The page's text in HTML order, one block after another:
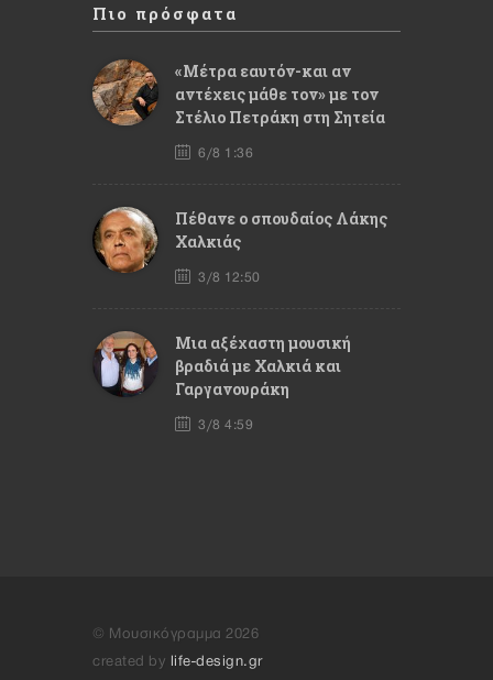
Πιο πρόσφατα
«Μέτρα εαυτόν-και αν
αντέχεις μάθε τον» με τον
Στέλιο Πετράκη στη Σητεία
6/8 1:36
Πέθανε ο σπουδαίος Λάκης
Χαλκιάς
3/8 12:50
Mια αξέχαστη μουσική
βραδιά με Χαλκιά και
Γαργανουράκη
3/8 4:59
© Μουσικόγραμμα 2026
created by
life-design.gr